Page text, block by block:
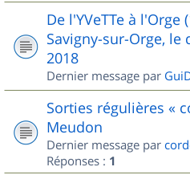
De l'YVeTTe à l'Orge
Savigny-sur-Orge,
2018
Dernier message par
Sorties régulières «
Meudon
Dernier message par
Réponses : 1